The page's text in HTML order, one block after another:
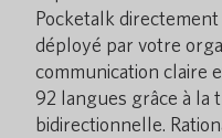
Pocketalk
déployé par votre
communication claire
92 langues grâce à la
bidirectionnelle.